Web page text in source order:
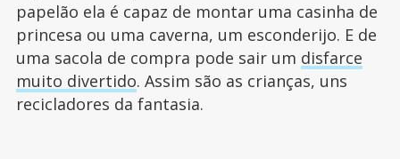
papelão ela é capaz de montar uma casinha de
princesa ou uma caverna, um esconderijo. E de
uma sacola de compra pode sair um disfarce
muito divertido. Assim são as crianças, uns
recicladores da fantasia.